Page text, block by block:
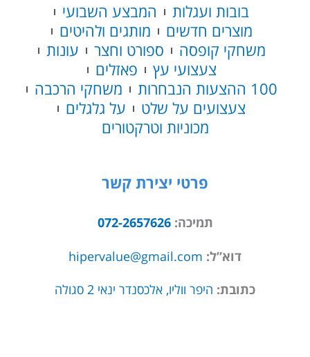
בובות ועגלות
המבצע השבועי
מוצרים חדשים
מותגים ולהיטים
משחקי קופסה
ספורט וחצר
עונות
צעצועי עץ
פאזלים
100 ההצעות הנבחרות
משחקי הרכבה
צעצועים על שלט
על גלגלים
מכוניות וטרקטורים
פרטי יצירת קשר
תמיכה:072-2657626
דוא”ל: hipervalue@gmail.com
כתובת: היפר ווליו, אלכסנדר ינאי 2 סגולה